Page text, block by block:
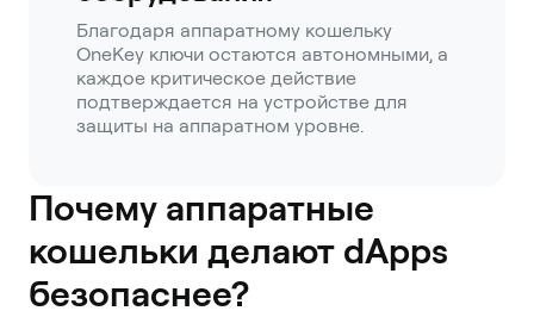
Благодаря аппаратному кошельку
OneKey ключи остаются автономными, а
каждое критическое действие
подтверждается на устройстве для
защиты на аппаратном уровне.
Почему аппаратные
кошельки делают dApps
безопаснее?